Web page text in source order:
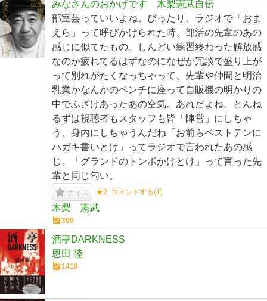
みなさんのおかげです 木梨憲武自伝
部室芸っていいよね。ぴったり。ラジオで「おま
えら」って呼びかけられた時、部活の先輩のあの
感じに似てたもの。しんどい練習終わった解放感
なのか疲れてるはずなのになぜか冗談で盛り上が
って別れがたくなっちゃって、先輩や仲間と明治
乳業かなんかのベンチに座って自販機の明かりの
中でふざけあったあの空気。あれだよね。とんね
るずは視聴者もスタッフも皆「陣営」にしちゃ
う、身内にしちゃうんだね「お前らベストテンに
ハガキ書いとけ」ってラジオで言われたあの感
じ。「グランドのトンボかけとけ」って言った先
輩と同じ匂い。
ナイス ★2 コメントする(1)
木梨 憲武
300
酒亭DARKNESS
恩田 陸
1418